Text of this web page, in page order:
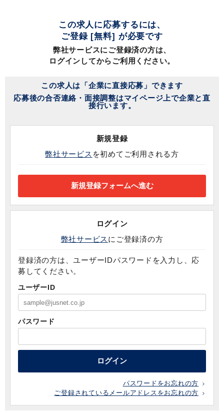
この求人に応募するには、
ご登録 [無料] が必要です
弊社サービスにご登録済の方は、
ログインしてからご利用ください。
この求人は「企業に直接応募」できます
応募後の合否連絡・面接調整はマイページ上で企業と直
接行います。
新規登録
弊社サービス を初めてご利用される方
ログイン
弊社サービス にご登録済の方
登録済の方は、ユーザーIDパスワードを入力し、応
募してください。
ユーザーID
パスワード
ログイン
パスワードをお忘れの方
ご登録されているメールアドレスをお忘れの方